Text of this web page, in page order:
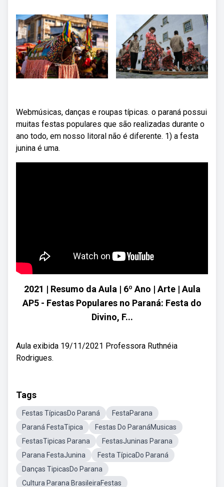
Webmúsicas, danças e roupas típicas. o paraná possui
muitas festas populares que são realizadas durante o
ano todo, em nosso litoral não é diferente. 1) a festa
junina é uma.
2021 | Resumo da Aula | 6º Ano | Arte | Aula
AP5 - Festas Populares no Paraná: Festa do
Divino, F...
Aula exibida 19/11/2021 Professora Ruthnéia
Rodrigues.
Tags
Festas TípicasDo Paraná
FestaParana
Paraná FestaTipica
Festas Do ParanáMusicas
FestasTipicas Parana
FestasJuninas Parana
Parana FestaJunina
Festa TípicaDo Paraná
Danças TipicasDo Parana
Cultura Parana BrasileiraFestas